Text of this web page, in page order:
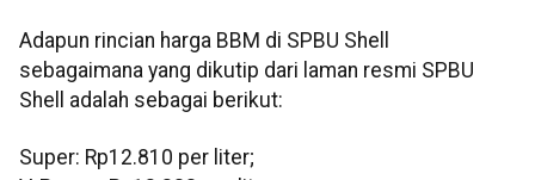
Adapun rincian harga BBM di SPBU Shell
sebagaimana yang dikutip dari laman resmi SPBU
Shell adalah sebagai berikut:
Super: Rp12.810 per liter;